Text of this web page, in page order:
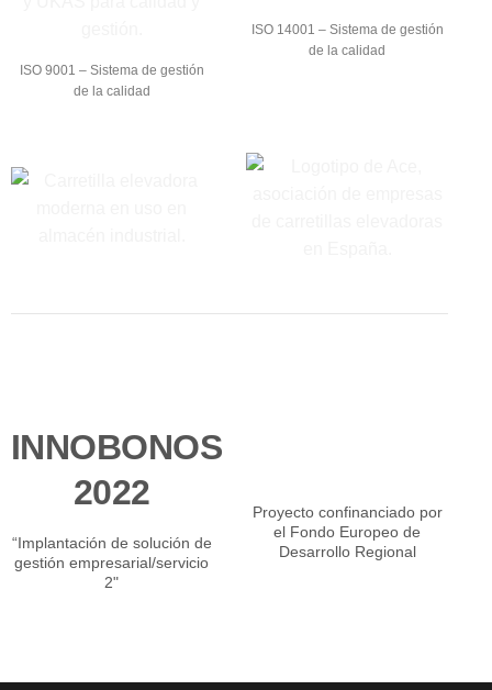
ISO 9001 – Sistema de gestión
de la calidad
ISO 14001 – Sistema de gestión
de la calidad
INNOBONOS
2022
“Implantación de solución de
gestión empresarial/servicio
2"
Proyecto confinanciado por
el Fondo Europeo de
Desarrollo Regional